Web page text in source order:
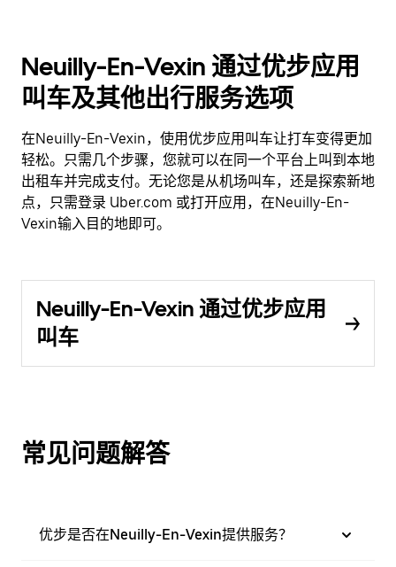
Neuilly-En-Vexin 通过优步应用
叫车及其他出行服务选项
在Neuilly-En-Vexin，使用优步应用叫车让打车变得更加
轻松。只需几个步骤，您就可以在同一个平台上叫到本地
出租车并完成支付。无论您是从机场叫车，还是探索新地
点，只需登录 Uber.com 或打开应用，在Neuilly-En-
Vexin输入目的地即可。
Neuilly-En-Vexin 通过优步应用
叫车
常见问题解答
优步是否在Neuilly-En-Vexin提供服务？